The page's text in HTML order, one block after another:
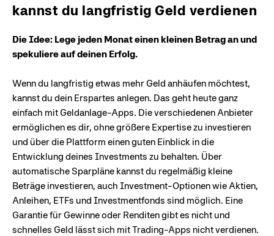
kannst du langfristig Geld verdienen
Die Idee: Lege jeden Monat einen kleinen Betrag an und
spekuliere auf deinen Erfolg.
Wenn du langfristig etwas mehr Geld anhäufen möchtest,
kannst du dein Erspartes anlegen. Das geht heute ganz
einfach mit Geldanlage-Apps. Die verschiedenen Anbieter
ermöglichen es dir, ohne größere Expertise zu investieren
und über die Plattform einen guten Einblick in die
Entwicklung deines Investments zu behalten. Über
automatische Sparpläne kannst du regelmäßig kleine
Beträge investieren, auch Investment-Optionen wie Aktien,
Anleihen, ETFs und Investmentfonds sind möglich. Eine
Garantie für Gewinne oder Renditen gibt es nicht und
schnelles Geld lässt sich mit Trading-Apps nicht verdienen.